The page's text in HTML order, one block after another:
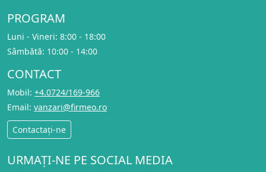
PROGRAM
Luni - Vineri: 8:00 - 18:00
Sâmbătă: 10:00 - 14:00
CONTACT
Mobil: +4.0724/169-966
Email: vanzari@firmeo.ro
Contactați-ne
URMAȚI-NE PE SOCIAL MEDIA